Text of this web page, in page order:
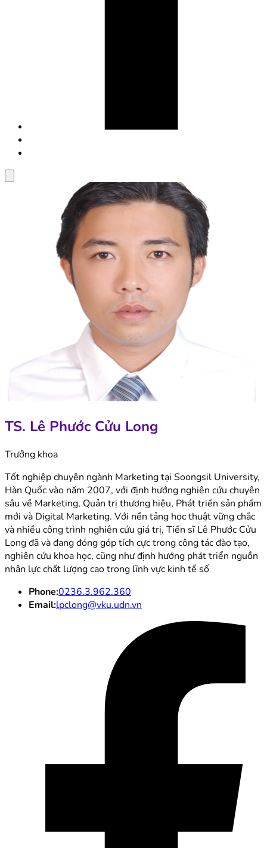
TS. Lê Phước Cửu Long
Trưởng khoa
Tốt nghiệp chuyên ngành Marketing tại Soongsil University,
Hàn Quốc vào năm 2007, với định hướng nghiên cứu chuyên
sâu về Marketing, Quản trị thương hiệu, Phát triển sản phẩm
mới và Digital Marketing. Với nền tảng học thuật vững chắc
và nhiều công trình nghiên cứu giá trị, Tiến sĩ Lê Phước Cửu
Long đã và đang đóng góp tích cực trong công tác đào tạo,
nghiên cứu khoa học, cũng như định hướng phát triển nguồn
nhân lực chất lượng cao trong lĩnh vực kinh tế số
Phone:0236.3.962.360
Email:lpclong@vku.udn.vn